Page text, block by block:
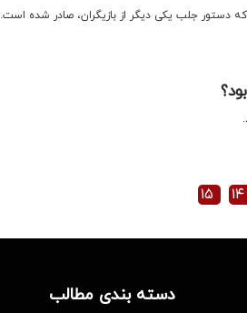
که دستور جلب یکی دیگر از بازیگران، صادر شده است.
۱۴ ۱۵
دسته بندی مطالب